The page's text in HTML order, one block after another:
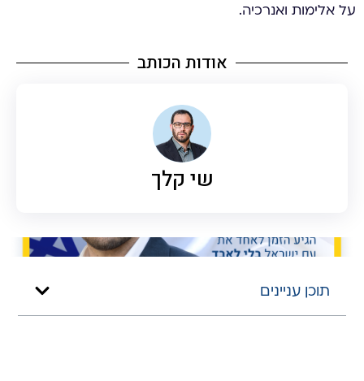
על אלימות ואנרכיה.
אודות הכותב
שי קלך
תוכן עניינים